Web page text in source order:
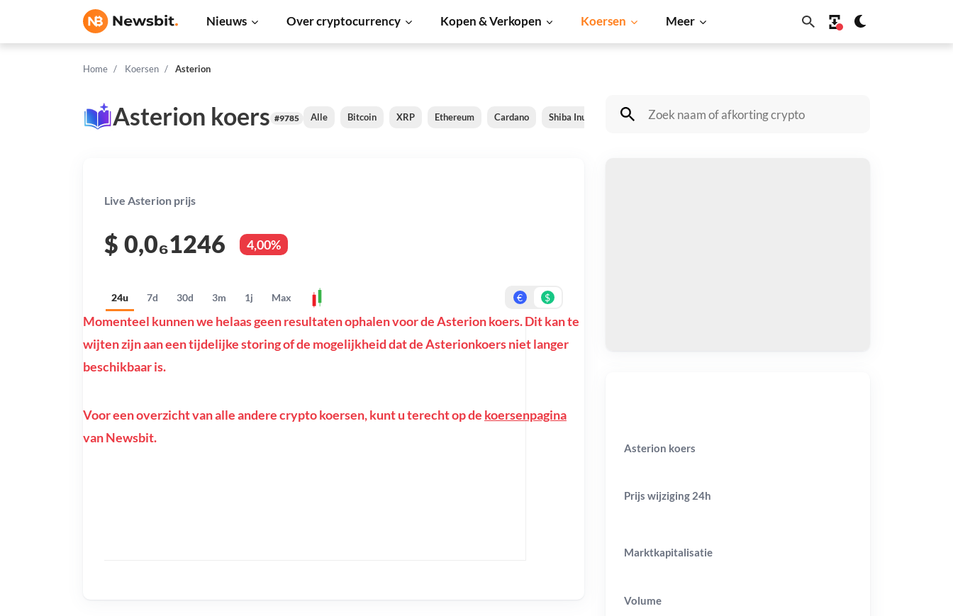
Nieuws Over cryptocurrency Kopen & Verkopen Koersen Meer
Home Koersen Asterion
Asterion koers #9785 Alle Bitcoin XRP Ethereum Cardano Shiba Inu Dogecoin Solana BNB
Live Asterion prijs
$ 0,0₆1246 4,00%
24u 7d 30d 3m 1j Max € $
Momenteel kunnen we helaas geen resultaten ophalen voor de Asterion koers. Dit kan te
wijten zijn aan een tijdelijke storing of de mogelijkheid dat de Asterionkoers niet langer
beschikbaar is.
Voor een overzicht van alle andere crypto koersen, kunt u terecht op de koersenpagina
van Newsbit.
Asterion koers
Prijs wijziging 24h
Marktkapitalisatie
Volume